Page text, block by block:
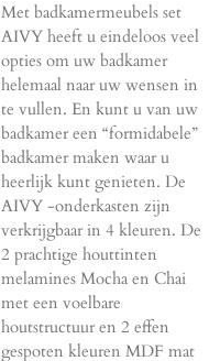
Met badkamermeubels set
AIVY heeft u eindeloos veel
opties om uw badkamer
helemaal naar uw wensen in
te vullen. En kunt u van uw
badkamer een “formidabele”
badkamer maken waar u
heerlijk kunt genieten. De
AIVY -onderkasten zijn
verkrijgbaar in 4 kleuren. De
2 prachtige houttinten
melamines Mocha en Chai
met een voelbare
houtstructuur en 2 effen
gespoten kleuren MDF mat